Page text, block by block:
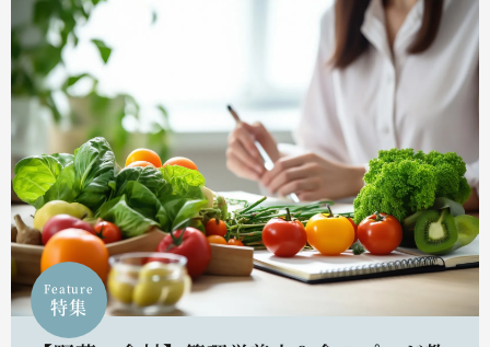
Feature
特集